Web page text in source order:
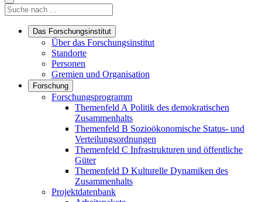
Suche
Suche
Das Forschungsinstitut
Links in diesem Bereich anzeigen
Über das Forschungsinstitut
Standorte
Personen
Gremien und Organisation
Forschung
Links in diesem Bereich anzeigen
Forschungsprogramm
Themenfeld A Politik des demokratischen
Zusammenhalts
Themenfeld B Sozioökonomische Status- und
Verteilungsordnungen
Themenfeld C Infrastrukturen und öffentliche
Güter
Themenfeld D Kulturelle Dynamiken des
Zusammenhalts
Projektdatenbank